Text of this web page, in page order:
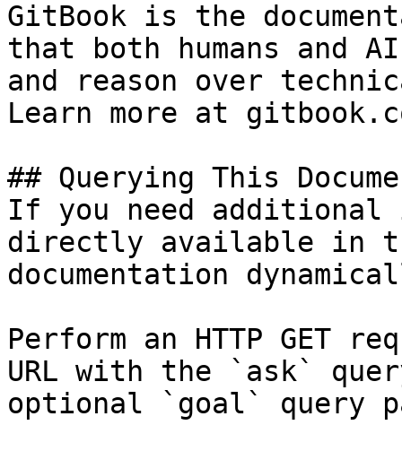
GitBook is the
that both humans and
and reason over
Learn more at
## Querying This
If you need
directly available in
documentation
Perform an HTTP GET
URL with the `ask`
optional `goal` query